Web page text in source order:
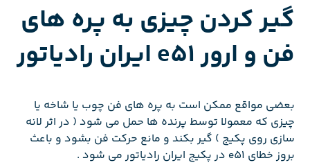
گیر کردن چیزی به پره های
فن و ارور e51 ایران رادیاتور
بعضی مواقع ممکن است به پره های فن چوب یا شاخه یا
چیزی که معمولا توسط پرنده ها حمل می شود ( در اثر لانه
سازی روی پکیج ) گیر بکند و مانع حرکت فن بشود و باعث
بروز خطای e51 در پکیج ایران رادیاتور می شود .